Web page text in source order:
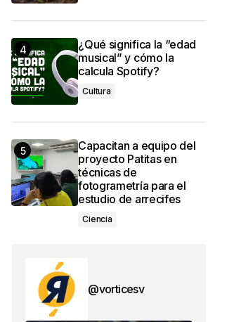
¿Qué significa la “edad
musical” y cómo la
calcula Spotify?
Cultura
Capacitan a equipo del
proyecto Patitas en
técnicas de
fotogrametría para el
estudio de arrecifes
Ciencia
@vorticesv